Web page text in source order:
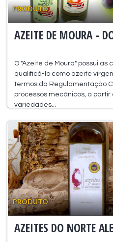
PRODUTO
AZEITE DE MOURA -
O "Azeite de Moura" possui
qualificá-lo como azeite
termos da Regulamentação
processos mecânicos, a
variedades...
PRODUTO
AZEITES DO NORTE